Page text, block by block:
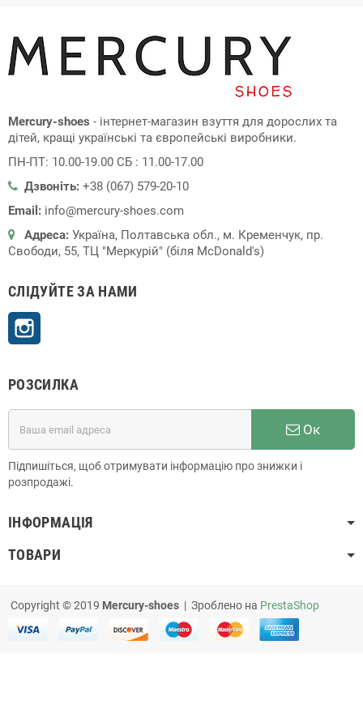
Mercury-shoes - інтернет-магазин взуття для дорослих та
дітей, кращі українські та європейські виробники.
ПН-ПТ: 10.00-19.00 СБ : 11.00-17.00
Дзвоніть: +38 (067) 579-20-10
Email: info@mercury-shoes.com
Адреса: Україна, Полтавська обл., м. Кременчук, пр.
Свободи, 55, ТЦ "Меркурій" (біля McDonald's)
СЛІДУЙТЕ ЗА НАМИ
РОЗСИЛКА
Ок
Підпишіться, щоб отримувати інформацію про знижки і
розпродажі.
ІНФОРМАЦІЯ
ТОВАРИ
Copyright © 2019 Mercury-shoes | Зроблено на PrestaShop